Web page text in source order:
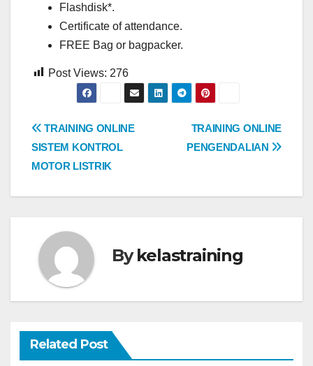
Flashdisk*.
Certificate of attendance.
FREE Bag or bagpacker.
Post Views: 276
Post
navigation
TRAINING ONLINE
PENGENDALIAN
TRAINING ONLINE
SISTEM KONTROL
MOTOR LISTRIK
Bykelastraining
Related Post